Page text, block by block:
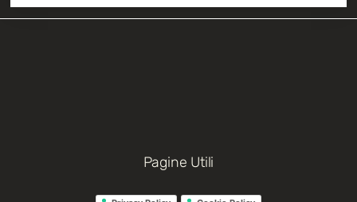
Pagine Utili